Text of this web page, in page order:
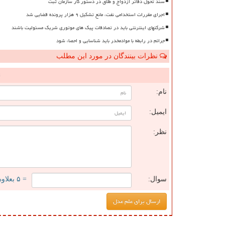
اجرای مقررات استخدامی نفت، مانع تشکیل ۹ هزار پرونده قضایی شد
شرکتهای اینترنتی باید در تصادفات پیک های موتوری شریک مسئولیت باشند
جرائم در رابطه با موادمخدر باید شناسایی و احصاء شود
نظرات بینندگان در مورد این مطلب
نام:
ایمیل:
نظر:
سوال: = ۵ بعلاوه ۳